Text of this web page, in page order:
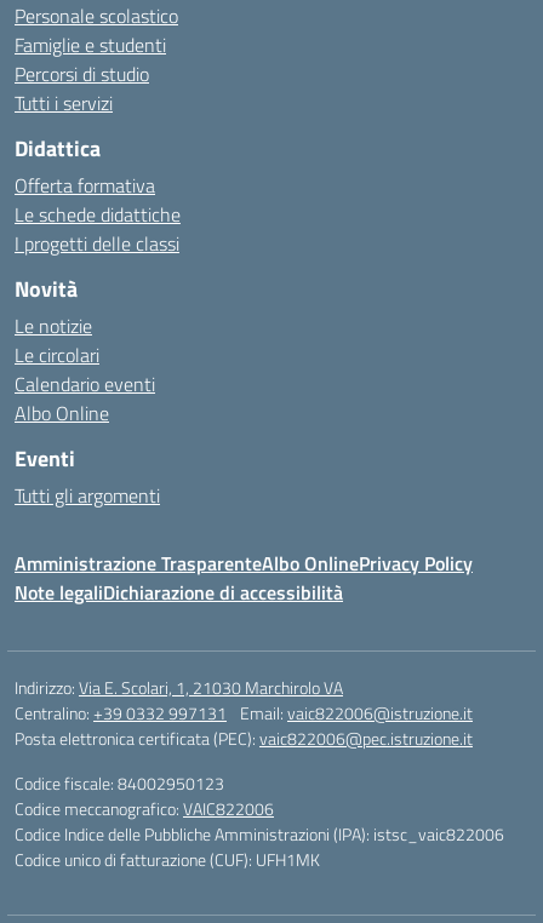
Personale scolastico
Famiglie e studenti
Percorsi di studio
Tutti i servizi
Didattica
Offerta formativa
Le schede didattiche
I progetti delle classi
Novità
Le notizie
Le circolari
Calendario eventi
Albo Online
Eventi
Tutti gli argomenti
Amministrazione TrasparenteAlbo OnlinePrivacy Policy
Note legaliDichiarazione di accessibilità
Indirizzo:Via E. Scolari, 1, 21030 Marchirolo VA
Centralino:+39 0332 997131 Email:vaic822006@istruzione.it
Posta elettronica certificata (PEC):vaic822006@pec.istruzione.it
Codice fiscale: 84002950123
Codice meccanografico:VAIC822006
Codice Indice delle Pubbliche Amministrazioni (IPA): istsc_vaic822006
Codice unico di fatturazione (CUF): UFH1MK